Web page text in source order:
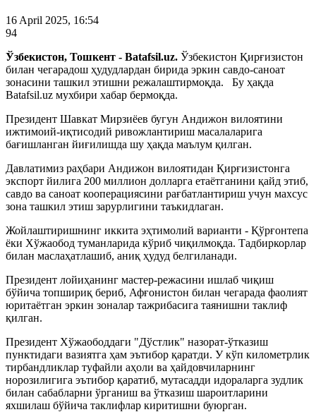
16 April 2025, 16:54
94
Ўзбекистон, Тошкент - Batafsil.uz. Ўзбекистон Қирғизистон
билан чегарадош ҳудудлардан бирида эркин савдо-саноат
зонасини ташкил этишни режалаштирмоқда. Бу ҳақда
Batafsil.uz мухбири хабар бермоқда.
Президент Шавкат Мирзиёев бугун Андижон вилоятини
ижтимоий-иқтисодий ривожлантириш масалаларига
бағишланган йиғилишда шу ҳақда маълум қилган.
Давлатимиз раҳбари Андижон вилоятидан Қирғизистонга
экспорт йилига 200 миллион долларга етаётганини қайд этиб,
савдо ва саноат кооперациясини рағбатлантириш учун махсус
зона ташкил этиш зарурлигини таъкидлаган.
Жойлаштиришнинг иккита эҳтимолий варианти - Қўрғонтепа
ёки Хўжаобод туманларида кўриб чиқилмоқда. Тадбиркорлар
билан маслаҳатлашиб, аниқ ҳудуд белгиланади.
Президент лойиҳанинг мастер-режасини ишлаб чиқиш
бўйича топшириқ бериб, Афғонистон билан чегарада фаолият
юритаётган эркин зоналар тажрибасига таянишни таклиф
қилган.
Президент Хўжаободдаги "Дўстлик" назорат-ўтказиш
пунктидаги вазиятга ҳам эътибор қаратди. У кўп километрлик
тирбандликлар туфайли аҳоли ва ҳайдовчиларнинг
норозилигига эътибор қаратиб, мутасадди идораларга зудлик
билан сабабларни ўрганиш ва ўтказиш шароитларини
яхшилаш бўйича таклифлар киритишни буюрган.